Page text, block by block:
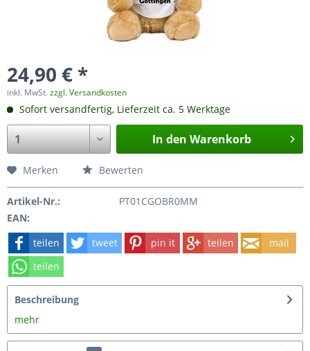
24,90 € *
inkl. MwSt.zzgl. Versandkosten
Sofort versandfertig, Lieferzeit ca. 5 Werktage
In den Warenkorb
Merken Bewerten
Artikel-Nr.:
PT01CGOBR0MM
EAN:
teilen
tweet pin it teilen
mail
teilen
Beschreibung
mehr